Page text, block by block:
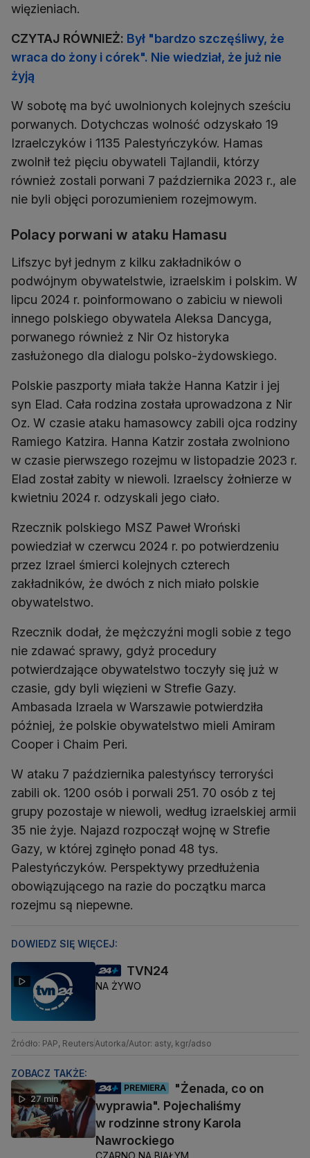
więzieniach.
CZYTAJ RÓWNIEŻ: Był "bardzo szczęśliwy, że
wraca do żony i córek". Nie wiedział, że już nie
żyją
W sobotę ma być uwolnionych kolejnych sześciu
porwanych. Dotychczas wolność odzyskało 19
Izraelczyków i 1135 Palestyńczyków. Hamas
zwolnił też pięciu obywateli Tajlandii, którzy
również zostali porwani 7 października 2023 r., ale
nie byli objęci porozumieniem rozejmowym.
Polacy porwani w ataku Hamasu
Lifszyc był jednym z kilku zakładników o
podwójnym obywatelstwie, izraelskim i polskim. W
lipcu 2024 r. poinformowano o zabiciu w niewoli
innego polskiego obywatela Aleksa Dancyga,
porwanego również z Nir Oz historyka
zasłużonego dla dialogu polsko-żydowskiego.
Polskie paszporty miała także Hanna Katzir i jej
syn Elad. Cała rodzina została uprowadzona z Nir
Oz. W czasie ataku hamasowcy zabili ojca rodziny
Ramiego Katzira. Hanna Katzir została zwolniono
w czasie pierwszego rozejmu w listopadzie 2023 r.
Elad został zabity w niewoli. Izraelscy żołnierze w
kwietniu 2024 r. odzyskali jego ciało.
Rzecznik polskiego MSZ Paweł Wroński
powiedział w czerwcu 2024 r. po potwierdzeniu
przez Izrael śmierci kolejnych czterech
zakładników, że dwóch z nich miało polskie
obywatelstwo.
Rzecznik dodał, że mężczyźni mogli sobie z tego
nie zdawać sprawy, gdyż procedury
potwierdzające obywatelstwo toczyły się już w
czasie, gdy byli więzieni w Strefie Gazy.
Ambasada Izraela w Warszawie potwierdziła
później, że polskie obywatelstwo mieli Amiram
Cooper i Chaim Peri.
W ataku 7 października palestyńscy terroryści
zabili ok. 1200 osób i porwali 251. 70 osób z tej
grupy pozostaje w niewoli, według izraelskiej armii
35 nie żyje. Najazd rozpoczął wojnę w Strefie
Gazy, w której zginęło ponad 48 tys.
Palestyńczyków. Perspektywy przedłużenia
obowiązującego na razie do początku marca
rozejmu są niepewne.
DOWIEDZ SIĘ WIĘCEJ:
TVN24
NA ŻYWO
Źródło: PAP, Reuters Autorka/Autor: asty, kgr/adso
ZOBACZ TAKŻE:
27 min
PREMIERA
"Żenada, co on
wyprawia". Pojechaliśmy
w rodzinne strony Karola
Nawrockiego
CZARNO NA BIAŁYM